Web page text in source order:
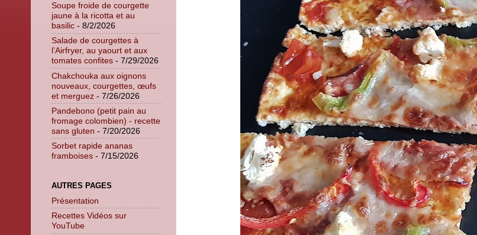
Soupe froide de courgette
jaune à la ricotta et au
basilic - 8/2/2026
Salade de courgettes à
l’Airfryer, au yaourt et aux
tomates confites - 7/29/2026
Chakchouka aux oignons
nouveaux, courgettes, œufs
et merguez - 7/26/2026
Pandebono (petit pain au
fromage colombien) - recette
sans gluten - 7/20/2026
Sorbet rapide ananas
framboises - 7/15/2026
AUTRES PAGES
Présentation
Recettes Vidéos sur
YouTube